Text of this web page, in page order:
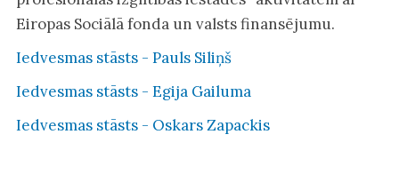
Eiropas Sociālā fonda un valsts finansējumu.
Iedvesmas stāsts - Pauls Siliņš
Iedvesmas stāsts - Egija Gailuma
Iedvesmas stāsts - Oskars Zapackis